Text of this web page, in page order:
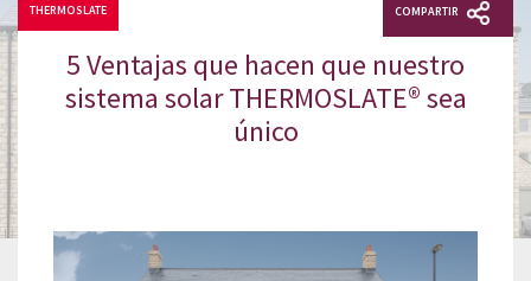
THERMOSLATE COMPARTIR
5 Ventajas que hacen que nuestro
sistema solar THERMOSLATE® sea
único